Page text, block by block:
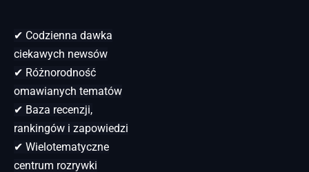
✔ Codzienna dawka
ciekawych newsów
✔ Różnorodność
omawianych tematów
✔ Baza recenzji,
rankingów i zapowiedzi
✔ Wielotematyczne
centrum rozrywki